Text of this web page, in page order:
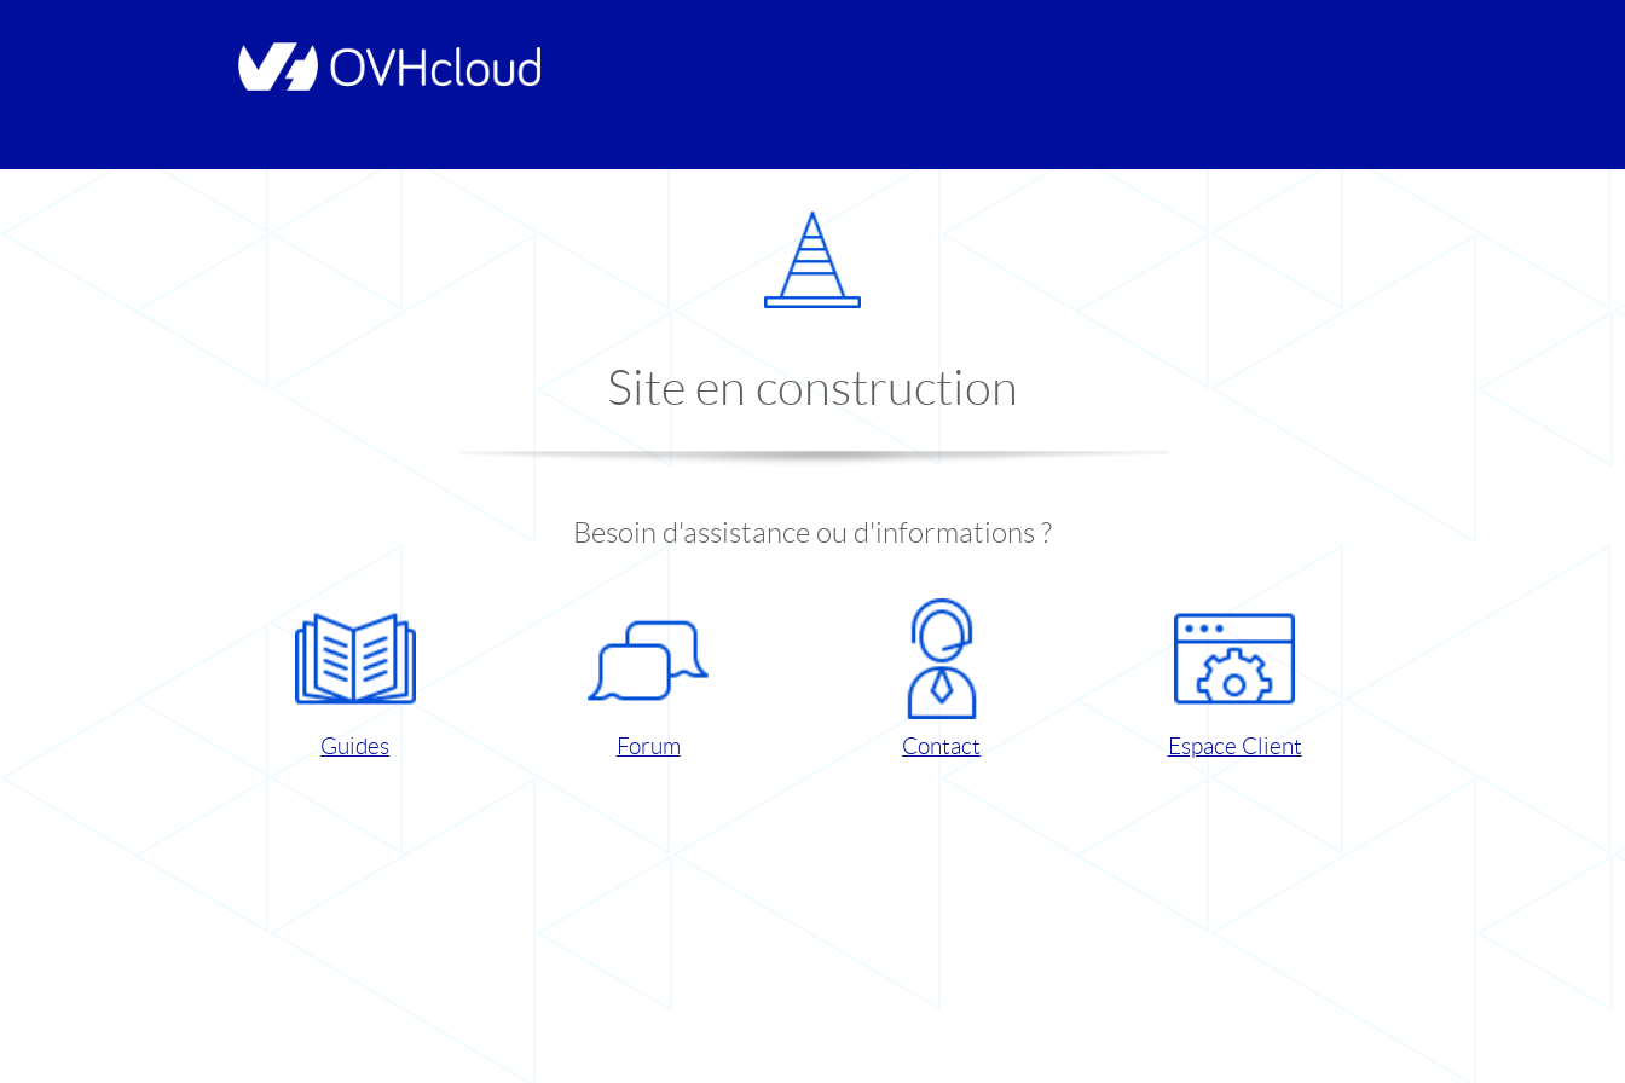
Site en construction
Besoin d'assistance ou d'informations ?
Guides Forum Contact Espace Client